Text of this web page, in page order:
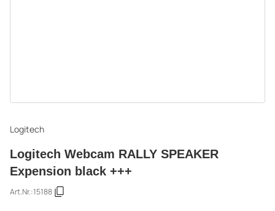
Logitech
Logitech Webcam RALLY SPEAKER
Expension black +++
Art.Nr.:15188